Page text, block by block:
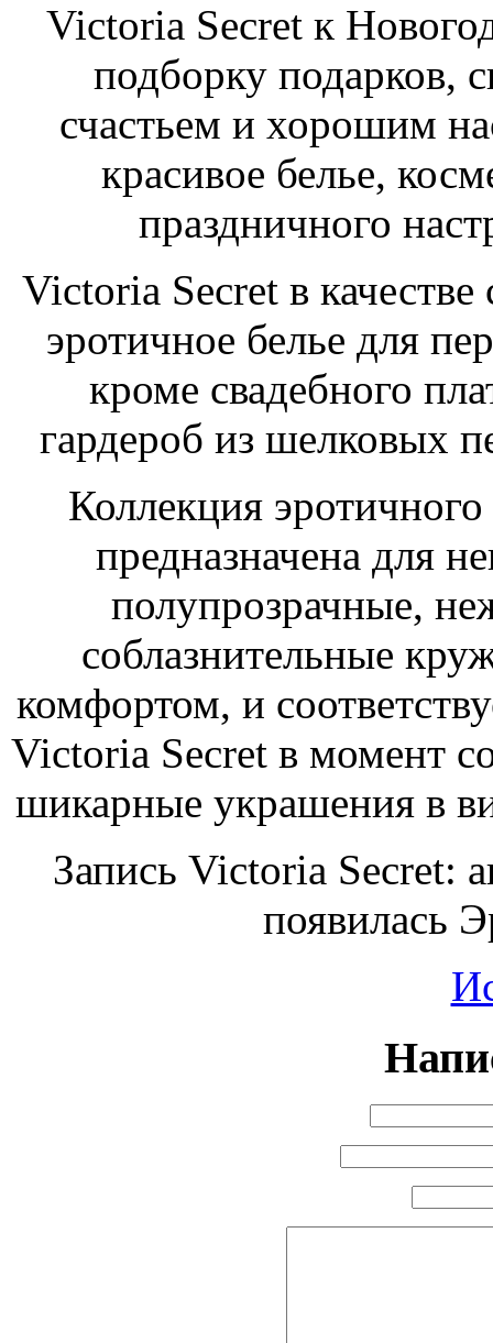
Victoria Secret к
подборку подарков,
счастьем и хорошим
красивое белье,
праздничного
Victoria Secret в качестве
эротичное белье для
кроме свадебного
гардероб из шелковых
Коллекция
предназначена для
полупрозрачные,
соблазнительные
комфортом, и
Victoria Secret в момент
шикарные украшения в
Запись Victoria Secret:
появилась